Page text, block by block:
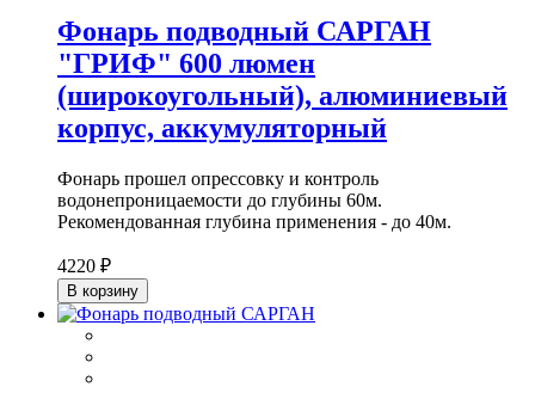
Фонарь подводный САРГАН
"ГРИФ" 600 люмен
(широкоугольный), алюминиевый
корпус, аккумуляторный
Фонарь прошел опрессовку и контроль
водонепроницаемости до глубины 60м.
Рекомендованная глубина применения - до 40м.
4220 ₽
В корзину